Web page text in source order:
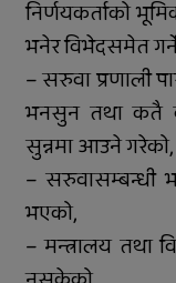
निर्णयकर्ताको
भनेर विभेदसमेत
– सरुवा प्रणाली
भनसुन तथा
सुन्नमा आउने गरेको,
– सरुवासम्बन्धी
भएको,
– मन्त्रालय तथा